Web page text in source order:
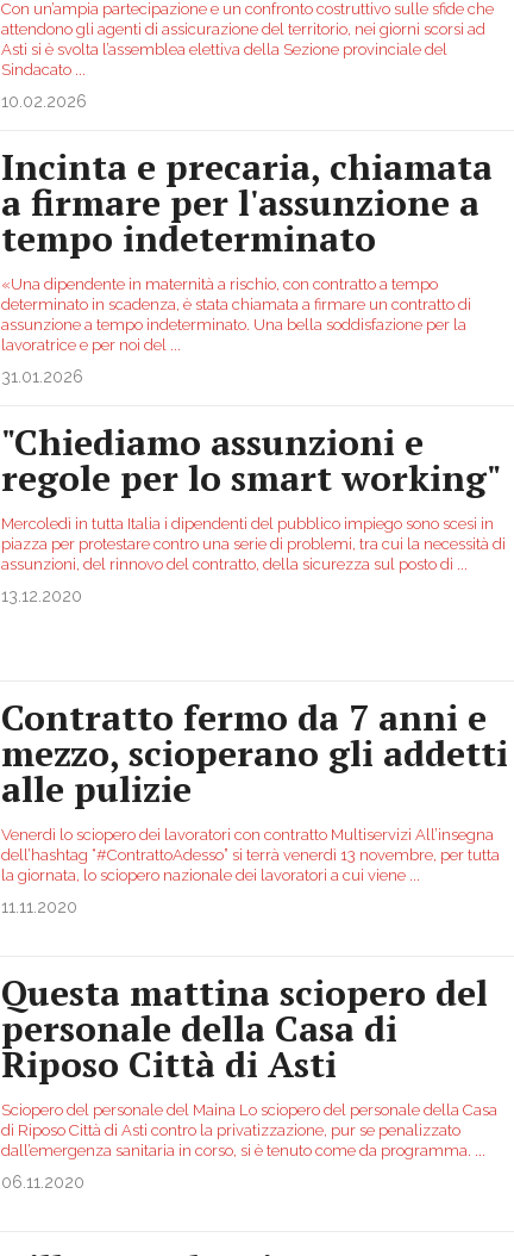
Con un’ampia partecipazione e un confronto costruttivo sulle sfide che
attendono gli agenti di assicurazione del territorio, nei giorni scorsi ad
Asti si è svolta l’assemblea elettiva della Sezione provinciale del
Sindacato
10.02.2026
Incinta e precaria, chiamata
a firmare per l'assunzione a
tempo indeterminato
«Una dipendente in maternità a rischio, con contratto a tempo
determinato in scadenza, è stata chiamata a firmare un contratto di
assunzione a tempo indeterminato. Una bella soddisfazione per la
lavoratrice e per noi del
31.01.2026
"Chiediamo assunzioni e
regole per lo smart working"
Mercoledì in tutta Italia i dipendenti del pubblico impiego sono scesi in
piazza per protestare contro una serie di problemi, tra cui la necessità di
assunzioni, del rinnovo del contratto, della sicurezza sul posto di
13.12.2020
Contratto fermo da 7 anni e
mezzo, scioperano gli addetti
alle pulizie
Venerdì lo sciopero dei lavoratori con contratto Multiservizi All’insegna
dell’hashtag “#ContrattoAdesso” si terrà venerdì 13 novembre, per tutta
la giornata, lo sciopero nazionale dei lavoratori a cui viene
11.11.2020
Questa mattina sciopero del
personale della Casa di
Riposo Città di Asti
Sciopero del personale del Maina Lo sciopero del personale della Casa
di Riposo Città di Asti contro la privatizzazione, pur se penalizzato
dall’emergenza sanitaria in corso, si è tenuto come da programma.
06.11.2020